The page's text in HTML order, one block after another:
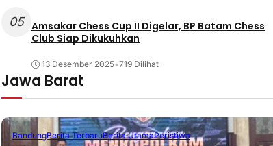
05 Amsakar Chess Cup II Digelar, BP Batam Chess
Club Siap Dikukuhkan
13 Desember 2025•719 Dilihat
Jawa Barat
BandungBerita TerbaruBerita UtamaPeristiwa